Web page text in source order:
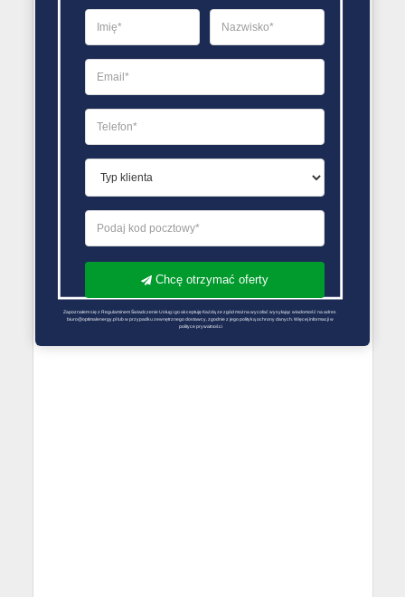
LPG Kolno
Dostawcy gazu Kolno
PORÓWNYWARKA OFERT GAZU
Chcę otrzymać oferty
Zapoznałem się z Regulaminem Świadczenie Usług i go akceptuję Każdą ze zgód można wycofać wysyłając wiadomość na adres
biuro@optimalenergy.pl lub w przypadku zewnętrznego dostawcy, zgodnie z jego polityką ochrony danych. Więcej informacji w
polityce prywatności